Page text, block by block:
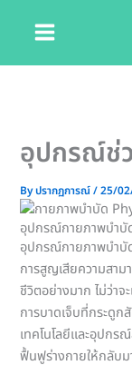
อุปกรณ์ช่
Byปรากฏการณ์/25/
อุปกรณ์กายภาพบำบั
อุปกรณ์กายภาพบำบั
การสูญเสียความสา
ชีวิตอย่างมาก ไม่ว่า
การบาดเจ็บที่กระดูก
เทคโนโลยีและอุปก
ฟื้นฟูร่างกายให้กลับม